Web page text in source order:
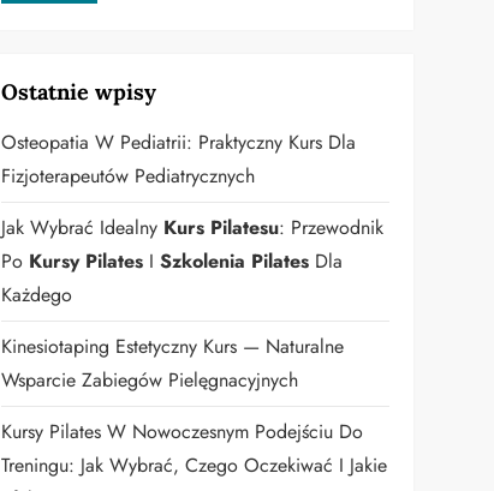
Ostatnie wpisy
Osteopatia W Pediatrii: Praktyczny Kurs Dla
Fizjoterapeutów Pediatrycznych
Jak Wybrać Idealny Kurs Pilatesu: Przewodnik
Po Kursy PilatesI Szkolenia PilatesDla
Każdego
Kinesiotaping Estetyczny Kurs — Naturalne
Wsparcie Zabiegów Pielęgnacyjnych
Kursy Pilates W Nowoczesnym Podejściu Do
Treningu: Jak Wybrać, Czego Oczekiwać I Jakie